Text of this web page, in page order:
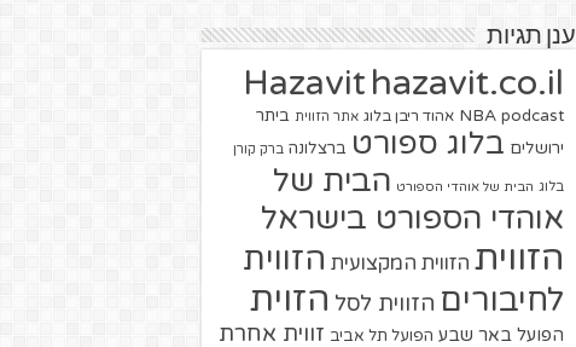
ענן תגיות
Hazavit hazavit.co.il
NBA podcast אהוד ריבן בלוג אתר הזווית ביתר
ירושלים בלוג ספורט ברצלונה ברק קורן
בלוג הבית של אוהדי הספורט הבית של
אוהדי הספורט בישראל
הזווית הזווית המקצועית הזווית
לחיבורים הזווית לסל הזוית
הפועל באר שבע הפועל תל אביב זווית אחרת